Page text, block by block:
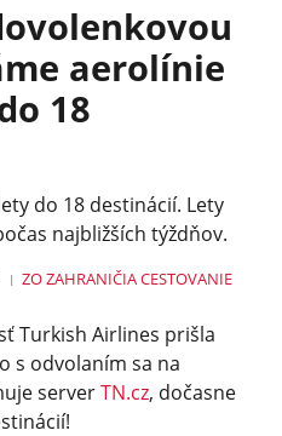
aerolínie
18
do 18 destinácií. Lety
najbližších týždňov.
ZO ZAHRANIČIACESTOVANIE
Turkish Airlines prišla
s odvolaním sa na
serverTN.cz, dočasne